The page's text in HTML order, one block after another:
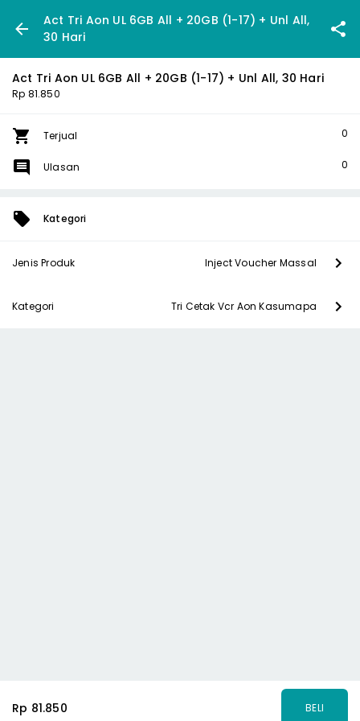
Act Tri Aon UL 6GB All + 20GB (1-17) + Unl All,
30 Hari
Act Tri Aon UL 6GB All + 20GB (1-17) + Unl All, 30 Hari
Rp 81.850
Terjual 0
Ulasan 0
Kategori
Jenis Produk Inject Voucher Massal
Kategori Tri Cetak Vcr Aon Kasumapa
Rp 81.850 BELI